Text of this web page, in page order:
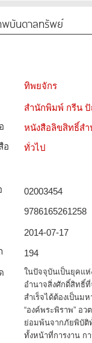
บันดาลทรัพย์
ทิพยจักร
สำนักพิมพ์ กรีน
หนังสือลิขสิทธิ์ส
อ­
ทั่วไป
02003454
9786165261258
2014-07-17
194
ในปัจจุบันเป็นยุคแ
อำนาจสิ่งศักดิ์สิทธิ์
สำเร็จได้ต้องเป็นม
“องค์พระพิราพ” อ
ย่อมพ้นจากภัยพิบัติ
ทั้งหน้าที่การงาน กา